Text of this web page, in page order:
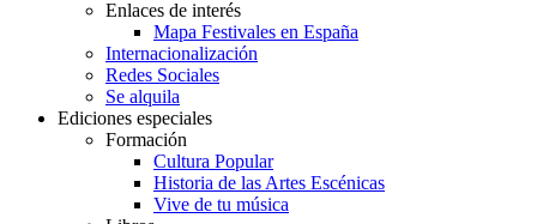
Enlaces de interés
Mapa Festivales en España
Internacionalización
Redes Sociales
Se alquila
Ediciones especiales
Formación
Cultura Popular
Historia de las Artes Escénicas
Vive de tu música